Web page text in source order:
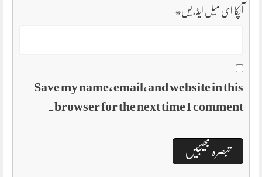
آپکا ای میل ایڈریس*
Save my name, email, and website in this
browser for the next time I comment.